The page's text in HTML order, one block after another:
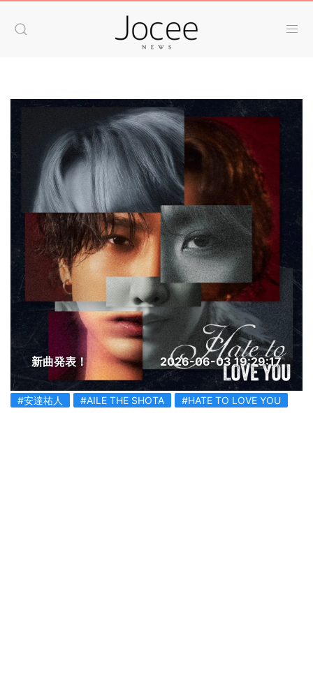
新曲発表！ 2026-06-03 19:29:17
#安達祐人 #AILE THE SHOTA #HATE TO LOVE YOU